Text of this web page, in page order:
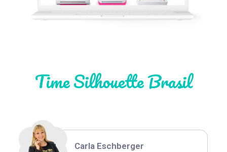
Time Silhouette Brasil
Thiara Ney
Carla Eschberger